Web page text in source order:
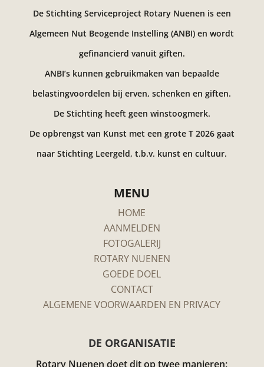
De Stichting Serviceproject Rotary Nuenen is een
Algemeen Nut Beogende Instelling (ANBI) en wordt
gefinancierd vanuit giften.
ANBI’s kunnen gebruikmaken van bepaalde
belastingvoordelen bij erven, schenken en giften.
De Stichting heeft geen winstoogmerk.
De opbrengst van Kunst met een grote T 2026 gaat
naar Stichting Leergeld, t.b.v. kunst en cultuur.
MENU
HOME
AANMELDEN
FOTOGALERIJ
ROTARY NUENEN
GOEDE DOEL
CONTACT
ALGEMENE VOORWAARDEN EN PRIVACY
DE ORGANISATIE
Rotary Nuenen doet dit op twee manieren: